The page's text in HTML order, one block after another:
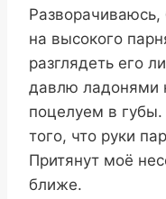
Разворачиваюсь,
на высокого
разглядеть его
давлю ладонями
поцелуем в
того, что руки
Притянут моё
ближе.